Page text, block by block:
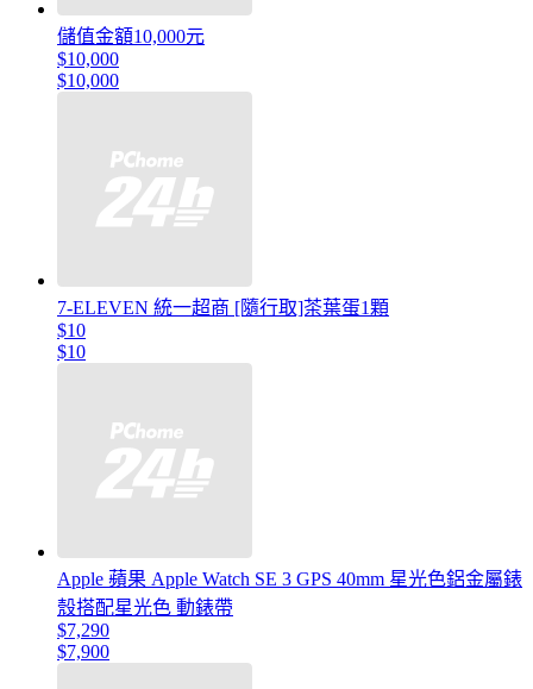
儲值金額10,000元
$10,000
$10,000
7-ELEVEN 統一超商 [隨行取]茶葉蛋1顆
$10
$10
Apple 蘋果 Apple Watch SE 3 GPS 40mm 星光色鋁金屬錶
殼搭配星光色 動錶帶
$7,290
$7,900